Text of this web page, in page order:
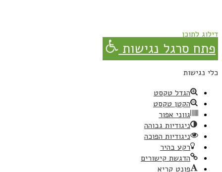
דילוג לתוכן
פתח סרגל נגישות
כלי נגישות
הגדל טקסט
הקטן טקסט
גווני אפור
ניגודיות גבוהה
ניגודיות הפוכה
רקע בהיר
הדגשת קישורים
פונט קריא